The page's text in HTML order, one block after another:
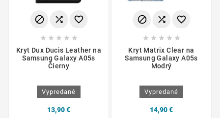
  
    
Kryt Dux Ducis Leather na
Samsung Galaxy A05s
Čierny
Vypredané
13,90 €
  
    
Kryt Matrix Clear na
Samsung Galaxy A05s
Modrý
Vypredané
14,90 €